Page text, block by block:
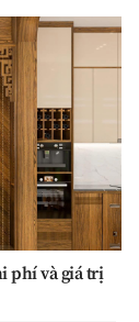
phí và giá trị